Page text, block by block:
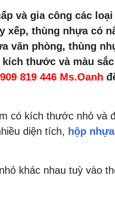
và gia công các
xếp, thùng nhựa có
văn phòng, thùng
thước và màu
819 446 Ms.Oanh
có kích thước nhỏ và
diện tích, hộp
khác nhau tuỳ vào